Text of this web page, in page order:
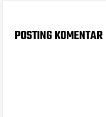
POSTING KOMENTAR